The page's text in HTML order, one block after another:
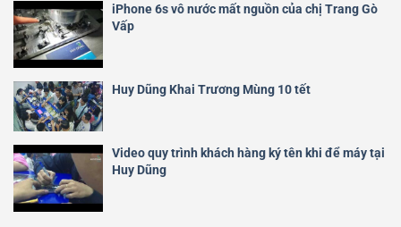
iPhone 6s vô nước mất nguồn của chị Trang Gò
Vấp
Huy Dũng Khai Trương Mùng 10 tết
Video quy trình khách hàng ký tên khi để máy tại
Huy Dũng